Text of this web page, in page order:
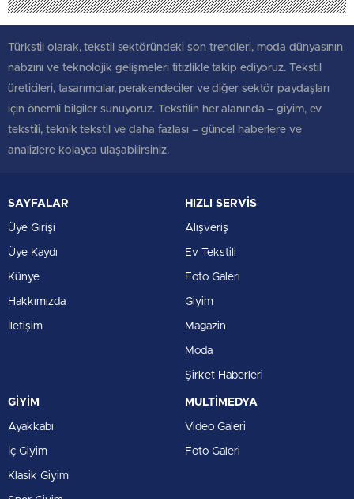
Türkstil olarak, tekstil sektöründeki son trendleri, moda dünyasının
nabzını ve teknolojik gelişmeleri titizlikle takip ediyoruz. Tekstil
üreticileri, tasarımcılar, perakendeciler ve diğer sektör paydaşları
için önemli bilgiler sunuyoruz. Tekstilin her alanında – giyim, ev
tekstili, teknik tekstil ve daha fazlası – güncel haberlere ve
analizlere kolayca ulaşabilirsiniz.
SAYFALAR
Üye Girişi
Üye Kaydı
Künye
Hakkımızda
İletişim
HIZLI SERVİS
Alışveriş
Ev Tekstili
Foto Galeri
Giyim
Magazin
Moda
Şirket Haberleri
GİYİM
Ayakkabı
İç Giyim
Klasik Giyim
MULTİMEDYA
Video Galeri
Foto Galeri